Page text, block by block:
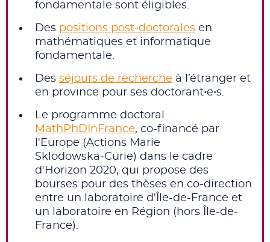
fondamentale sont éligibles.
Des positions post‑doctorales en
mathématiques et informatique
fondamentale.
Des séjours de recherche à l’étranger et
en province pour ses doctorant•e•s.
Le programme doctoral
MathPhDInFrance, co-financé par
l'Europe (Actions Marie
Sklodowska‑Curie) dans le cadre
d'Horizon 2020, qui propose des
bourses pour des thèses en co-direction
entre un laboratoire d'Île-de-France et
un laboratoire en Région (hors Île-de-
France).